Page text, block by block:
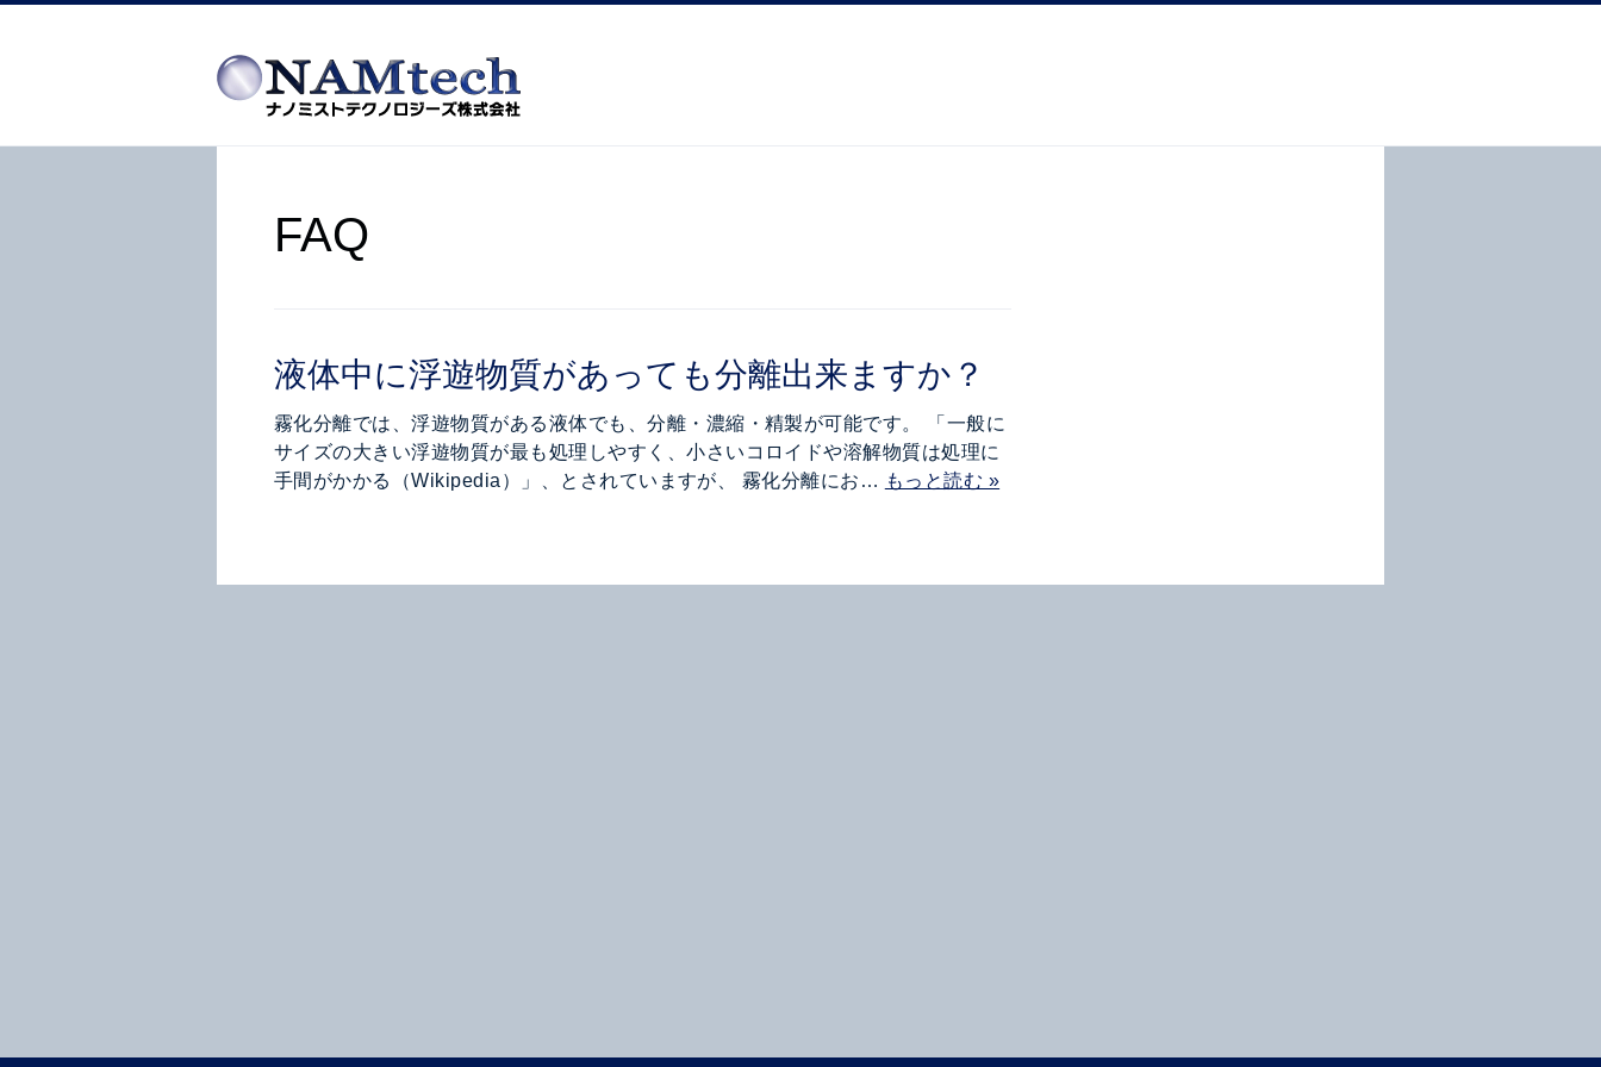
FAQ
液体中に浮遊物質があっても分離出来ますか？
霧化分離では、浮遊物質がある液体でも、分離・濃縮・精製が可能です。 「一般に
サイズの大きい浮遊物質が最も処理しやすく、小さいコロイドや溶解物質は処理に
手間がかかる（Wikipedia）」、とされていますが、 霧化分離にお… もっと読む »